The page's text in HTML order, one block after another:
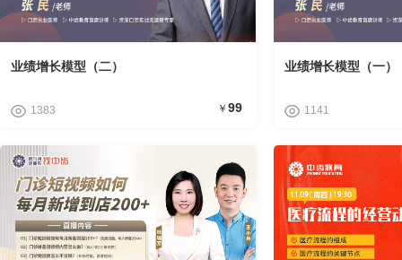
业绩增长模型（二）
1383 ￥ 99
业绩增长模型（一）
1141